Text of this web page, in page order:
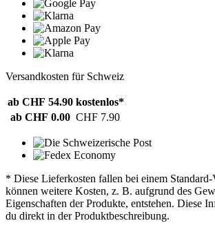
Versandkosten für Schweiz
ab CHF 54.90 kostenlos*
ab CHF 0.00 CHF 7.90
* Diese Lieferkosten fallen bei einem Standard-
können weitere Kosten, z. B. aufgrund des
Eigenschaften der Produkte, entstehen. Diese
du direkt in der Produktbeschreibung.